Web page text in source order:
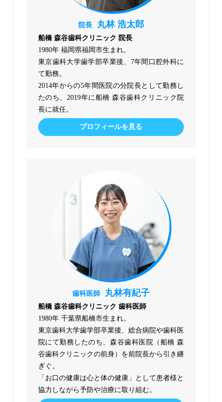
院長 丸林 浩太郎
船橋 森谷歯科クリニック 院長
1980年 福岡県福岡市生まれ。
東京歯科大学歯学部卒業後、7年間口腔外科に
て勤務。
2014年からの5年間医院の分院長として勤務し
たのち、2019年に船橋 森谷歯科クリニック院
長に就任。
プロフィールを見る
歯科医師 丸林有紀子
船橋 森谷歯科クリニック 歯科医師
1980年 千葉県船橋市生まれ。
東京歯科大学歯学部卒業後、総合病院や歯科医
院にて勤務したのち、森谷歯科医院（船橋 森
谷歯科クリニックの前身）を前院長から引き継
ぎぐ。
「お口の健康は心と体の健康」として患者様と
協力しながら予防や治療に取り組む。